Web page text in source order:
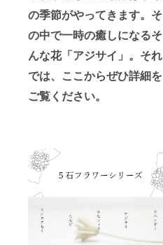
の季節がやってきます。そ
の中で一時の癒しになるそ
んな花「アジサイ」。それ
では、ここからぜひ詳細を
ご覧ください。